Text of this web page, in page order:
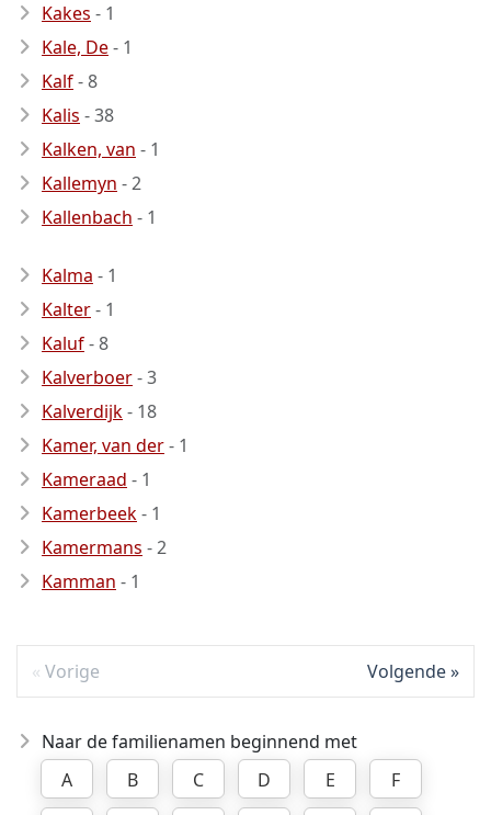
Kakes - 1
Kale, De- 1
Kalf- 8
Kalis - 38
Kalken, van - 1
Kallemyn - 2
Kallenbach - 1
Kalma - 1
Kalter- 1
Kaluf- 8
Kalverboer- 3
Kalverdijk- 18
Kamer, van der- 1
Kameraad - 1
Kamerbeek- 1
Kamermans - 2
Kamman - 1
Vorige Volgende
Naar de familienamen beginnend met
A
B C D E
F